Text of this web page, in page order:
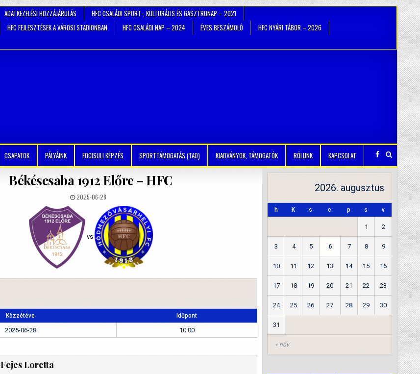
ADATKEZELÉSI HOZZÁJÁRULÁS
HFC CSALÁDI SPORT-, KULTURÁLIS ÉS GASZTRONAP – 2021
HFC FEJLESZTÉSEK A VÁROSI STADIONBAN HFC CSALÁDI NAP – 2024 ÉVES BESZÁMOLÓ
HFC NYÁRI TÁBOR – 2026
CSAPATOK PÁLYÁINK FOCISULI KÉPZÉS SPORTTÁMOGATÁS (TAO) KIADVÁNYOK, TÁMOGATÓK RÓLUNK KAPCSOLAT
Békéscsaba 1912 Előre – HFC
2025-06-28
vs
Közzétéve Időpont
2025-06-28 10:00
Fejes Loretta
2026. augusztus
h K s c p s v
« nov
1 2
3 4 5 6 7 8 9
10 11 12 13 14 15 16
17 18 19 20 21 22 23
24 25 26 27 28 29 30
31